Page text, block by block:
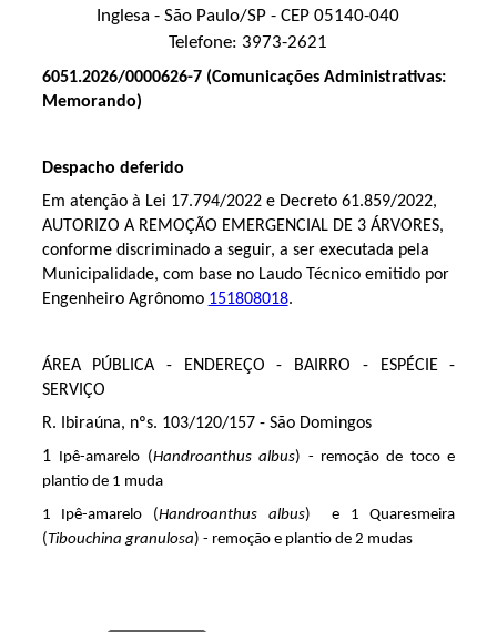
Inglesa - São Paulo/SP - CEP 05140-040
Telefone: 3973-2621
6051.2026/0000626-7 (Comunicações Administrativas:
Memorando)
Despacho deferido
Em atenção à Lei 17.794/2022 e Decreto 61.859/2022,
AUTORIZO A REMOÇÃO EMERGENCIAL DE 3 ÁRVORES,
conforme discriminado a seguir, a ser executada pela
Municipalidade, com base no Laudo Técnico emitido por
Engenheiro Agrônomo 151808018.
ÁREA PÚBLICA - ENDEREÇO - BAIRRO - ESPÉCIE -
SERVIÇO
R. Ibiraúna, nºs. 103/120/157 - São Domingos
1 Ipê-amarelo (Handroanthus albus) - remoção de toco e
plantio de 1 muda
1 Ipê-amarelo (Handroanthus albus) e 1 Quaresmeira
(Tibouchina granulosa) - remoção e plantio de 2 mudas